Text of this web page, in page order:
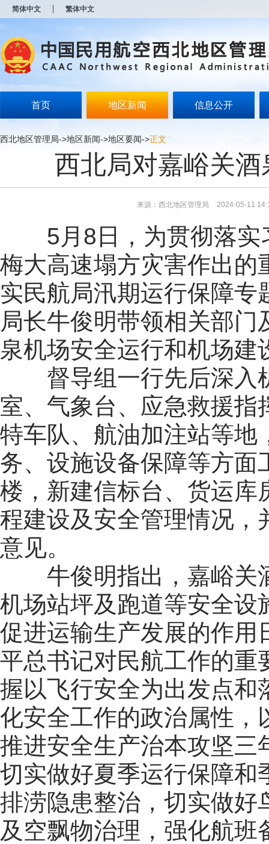
简体中文 繁体中文
首页 地区新闻 信息公开
西北地区管理局->地区新闻->地区要闻->正文
西北局对嘉峪关
来源：西北地区管理局 2024-05-11
5月8日，为贯彻落
梅大高速塌方灾害作出的
实民航局汛期运行保障
局长牛俊明带领相关部
泉机场安全运行和机场建
督导组一行先后深入
室、气象台、应急救援指
特车队、航油加注站等地
务、设施设备保障等方
楼，新建信标台、货运库
程建设及安全管理情况，
意见。
牛俊明指出，嘉峪关
机场站坪及跑道等安全设
促进运输生产发展的作用
平总书记对民航工作的重
握以飞行安全为出发点和
化安全工作的政治属性，
推进安全生产治本攻坚三
切实做好夏季运行保障和
排涝隐患整治，切实做好
及空飘物治理，强化航
开
无
障
说
按
Alt
键
式